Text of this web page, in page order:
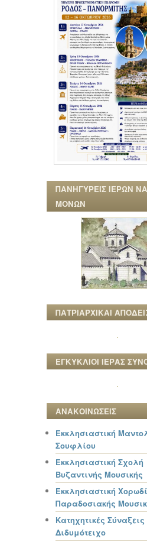
ΠΑΝΗΓΥΡΕΙΣ ΙΕΡΩΝ
ΜΟΝΩΝ
ΠΑΤΡΙΑΡΧΙΚΑΙ
ΕΓΚΥΚΛΙΟΙ ΙΕΡΑΣ
ΑΝΑΚΟΙΝΩΣΕΙΣ
Εκκλησιαστική
Σουφλίου
Εκκλησιαστική Σχολή
Βυζαντινής Μουσικής
Εκκλησιαστική
Παραδοσιακής
Κατηχητικές Σύναξεις
Διδυμότειχο